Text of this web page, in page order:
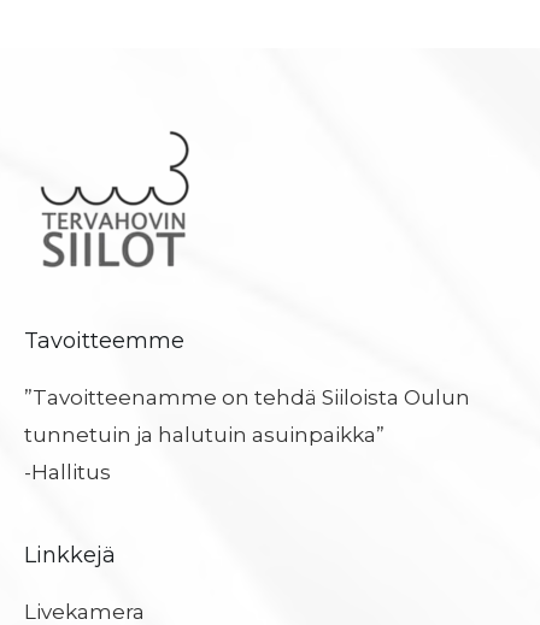
Tavoitteemme
”Tavoitteenamme on tehdä Siiloista Oulun
tunnetuin ja halutuin asuinpaikka”
-Hallitus
Linkkejä
Livekamera